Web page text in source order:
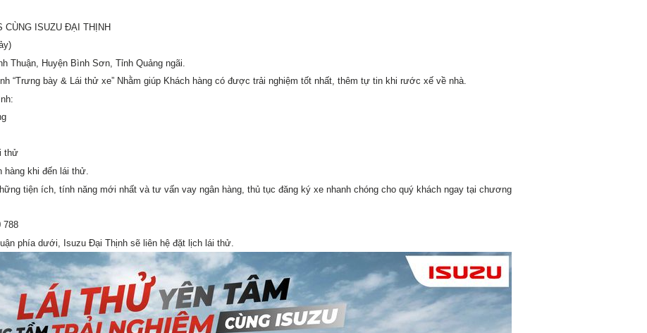
ISUZU ĐẠI THỊNH
Thuận, Huyện Bình Sơn, Tỉnh Quảng ngãi.
“Trưng bày & Lái thử xe” Nhằm giúp Khách hàng có được trải nghiệm tốt nhất, thêm tự tin khi rước xế về nhà.
thử
hàng khi đến lái thử.
tiện ích, tính năng mới nhất và tư vấn vay ngân hàng, thủ tục đăng ký xe nhanh chóng cho quý khách ngay tại chương
788
phía dưới, Isuzu Đại Thịnh sẽ liên hệ đặt lịch lái thử.